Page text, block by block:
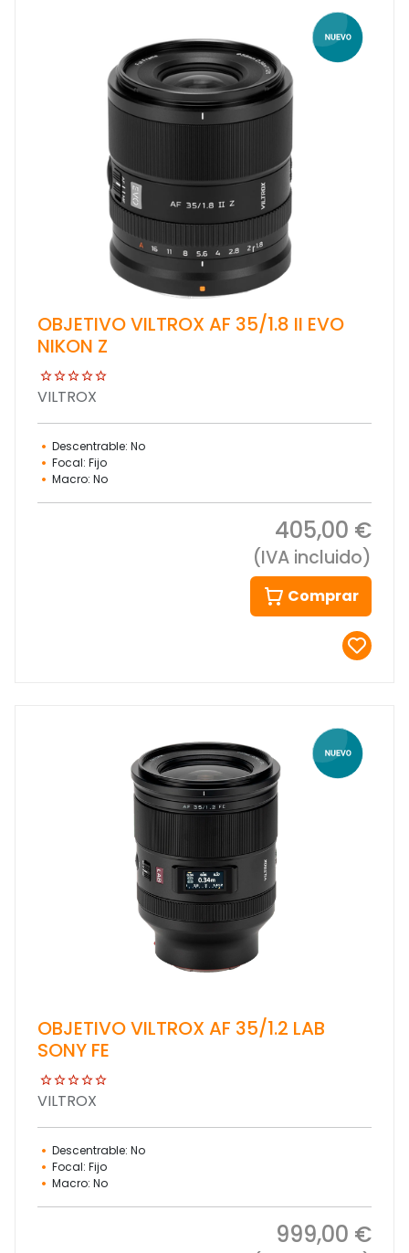
OBJETIVO VILTROX AF 35/1.8 II EVO
NIKON Z
VILTROX
Descentrable: No
Focal: Fijo
Macro: No
405,00 €
(IVA incluido)
Comprar
OBJETIVO VILTROX AF 35/1.2 LAB
SONY FE
VILTROX
Descentrable: No
Focal: Fijo
Macro: No
999,00 €